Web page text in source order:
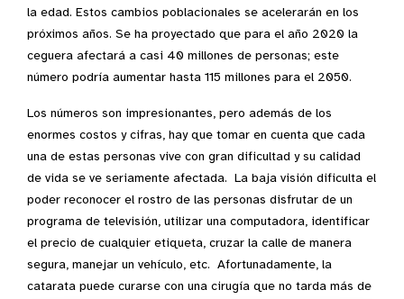
la edad. Estos cambios poblacionales se acelerarán en los
próximos años. Se ha proyectado que para el año 2020 la
ceguera afectará a casi 40 millones de personas; este
número podría aumentar hasta 115 millones para el 2050.
Los números son impresionantes, pero además de los
enormes costos y cifras, hay que tomar en cuenta que cada
una de estas personas vive con gran dificultad y su calidad
de vida se ve seriamente afectada. La baja visión dificulta el
poder reconocer el rostro de las personas disfrutar de un
programa de televisión, utilizar una computadora, identificar
el precio de cualquier etiqueta, cruzar la calle de manera
segura, manejar un vehículo, etc. Afortunadamente, la
catarata puede curarse con una cirugía que no tarda más de